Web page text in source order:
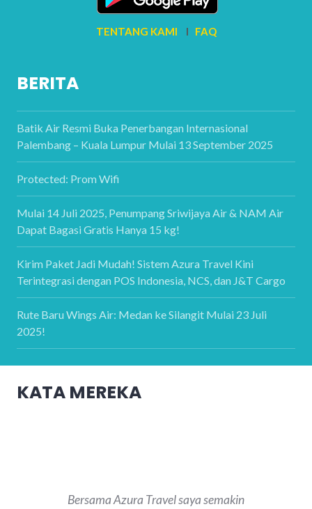
TENTANG KAMI I FAQ
BERITA
Batik Air Resmi Buka Penerbangan Internasional
Palembang – Kuala Lumpur Mulai 13 September 2025
Protected: Prom Wifi
Mulai 14 Juli 2025, Penumpang Sriwijaya Air & NAM Air
Dapat Bagasi Gratis Hanya 15 kg!
Kirim Paket Jadi Mudah! Sistem Azura Travel Kini
Terintegrasi dengan POS Indonesia, NCS, dan J&T Cargo
Rute Baru Wings Air: Medan ke Silangit Mulai 23 Juli
2025!
KATA MEREKA
Bersama Azura Travel saya semakin